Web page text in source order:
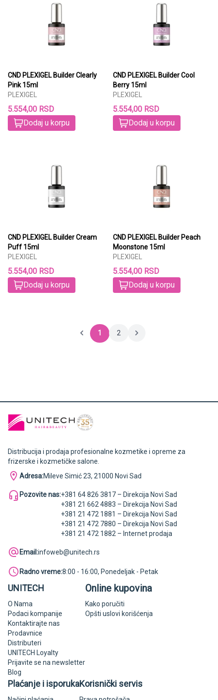
CND PLEXIGEL Builder Clearly
Pink 15ml
PLEXIGEL
5.554,00 RSD
Dodaj u korpu
CND PLEXIGEL Builder Cool
Berry 15ml
PLEXIGEL
5.554,00 RSD
Dodaj u korpu
CND PLEXIGEL Builder Cream
Puff 15ml
PLEXIGEL
5.554,00 RSD
Dodaj u korpu
CND PLEXIGEL Builder Peach
Moonstone 15ml
PLEXIGEL
5.554,00 RSD
Dodaj u korpu
1 2
Distribucija i prodaja profesionalne kozmetike i opreme za
frizerske i kozmetičke salone.
Adresa:Mileve Simić 23, 21000 Novi Sad
Pozovite nas:+381 64 826 3817 – Direkcija Novi Sad
+381 21 662 4883 – Direkcija Novi Sad
+381 21 472 1881 – Direkcija Novi Sad
+381 21 472 7880 – Direkcija Novi Sad
+381 21 472 1882 – Internet prodaja
Email:infoweb@unitech.rs
Radno vreme:8:00 - 16:00, Ponedeljak - Petak
UNITECH
O Nama
Podaci kompanije
Kontaktirajte nas
Prodavnice
Distributeri
UNITECH Loyalty
Prijavite se na newsletter
Blog
Online kupovina
Kako poručiti
Opšti uslovi korišćenja
Plaćanje i isporukaKorisnički servis